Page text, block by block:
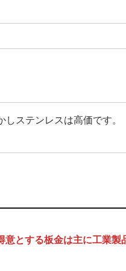
ステンレスは高価です。
意とする板金は主に工業製